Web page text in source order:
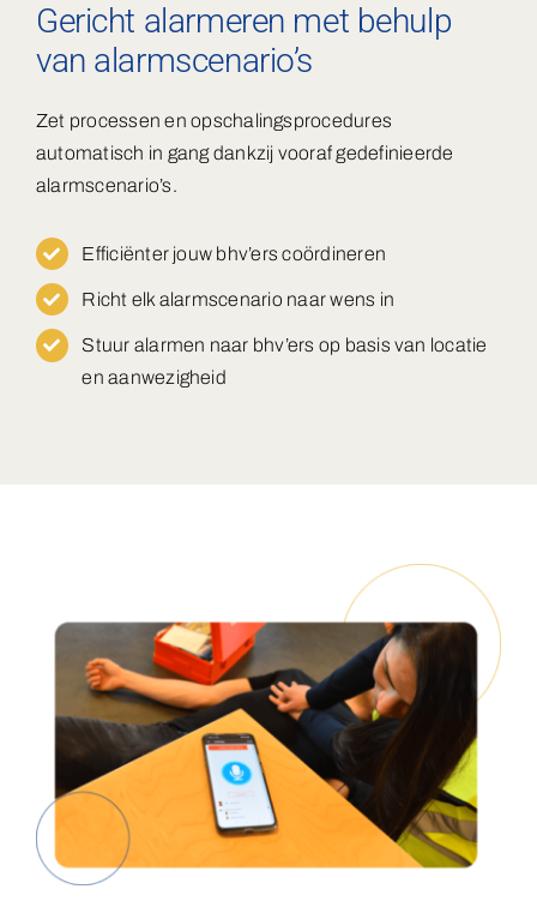
Gericht alarmeren met behulp
van alarmscenario’s
Zet processen en opschalingsprocedures
automatisch in gang dankzij vooraf gedefinieerde
alarmscenario’s.
Efficiënter jouw bhv’ers coördineren
Richt elk alarmscenario naar wens in
Stuur alarmen naar bhv’ers op basis van locatie
en aanwezigheid